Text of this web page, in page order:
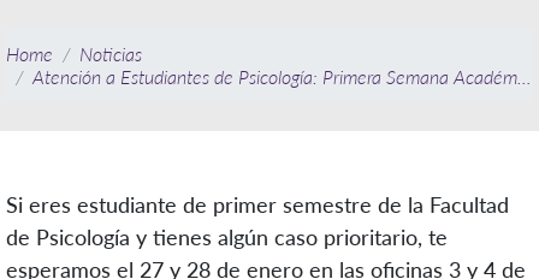
Home
Noticias
Atención a Estudiantes de Psicología: Primera Semana Académica
Si eres estudiante de primer semestre de la Facultad
de Psicología y tienes algún caso prioritario, te
esperamos el 27 y 28 de enero en las oficinas 3 y 4 de